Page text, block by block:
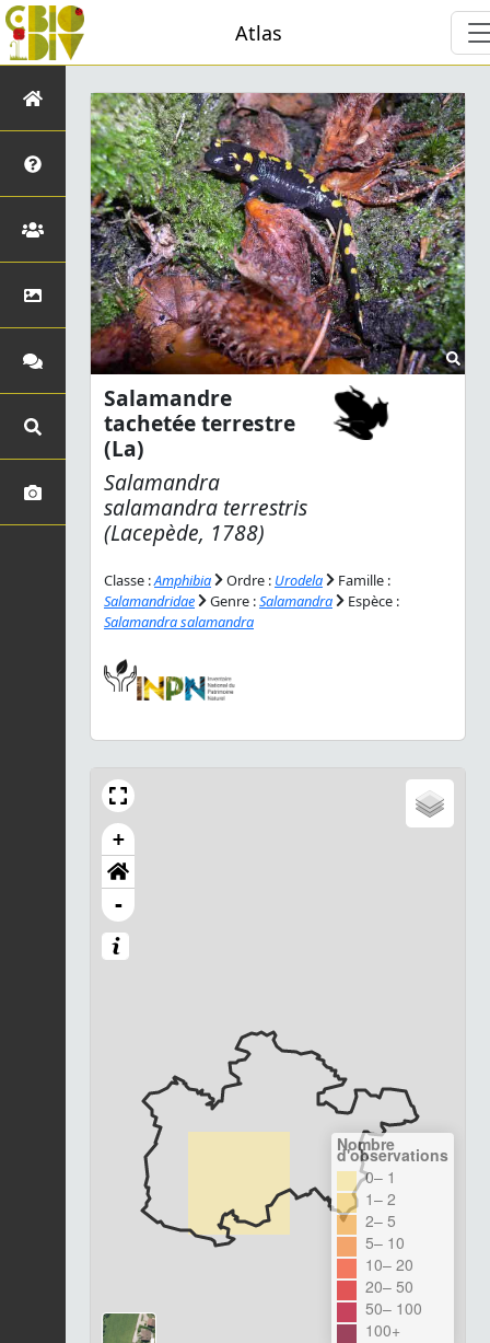
Atlas
Salamandre
tachetée terrestre
(La)
Salamandra
salamandra terrestris
(Lacepède, 1788)
Classe :Amphibia Ordre : Urodela
Famille :
Salamandridae
Genre :Salamandra
Espèce :
Salamandra salamandra
+
-
Nombre
d'observations
0– 1
1– 2
2– 5
5– 10
10– 20
20– 50
50– 100
100+